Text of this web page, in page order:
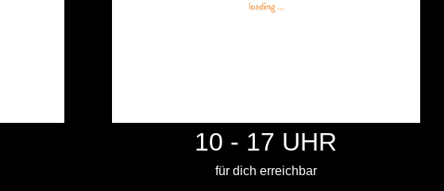
10 - 17 UHR
für dich erreichbar